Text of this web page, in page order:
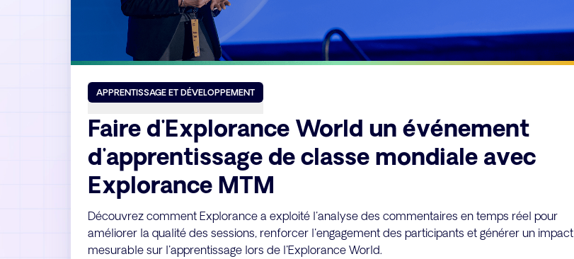
APPRENTISSAGE ET DÉVELOPPEMENT
Faire d'Explorance World un événement
d'apprentissage de classe mondiale avec
Explorance MTM
Découvrez comment Explorance a exploité l'analyse des commentaires en temps réel pour
améliorer la qualité des sessions, renforcer l'engagement des participants et générer un impact
mesurable sur l'apprentissage lors de l'Explorance World.